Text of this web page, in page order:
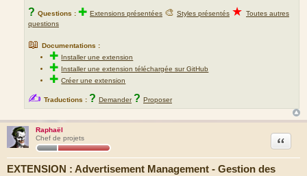
? Questions : ✚ Extensions présentées 🎨 Styles présentés ★ Toutes autres
questions
📖 Documentations :
✚ Installer une extension
✚ Installer une extension téléchargée sur GitHub
✚Créer une extension
✍ Traductions : ? Demander ? Proposer
Raphaël
Chef de projets
EXTENSION : Advertisement Management - Gestion des
Citation